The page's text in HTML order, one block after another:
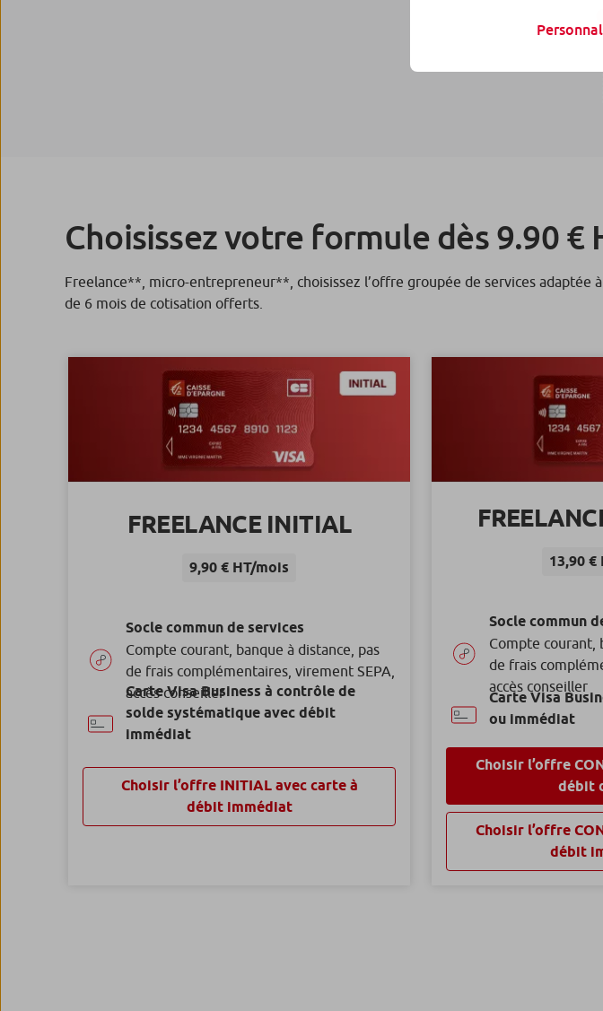
Choisissez votre formule dès 9.90 €
Freelance**, micro-entrepreneur**, choisissez l’offre groupée de services
de 6 mois de cotisation offerts.
FREELANCE INITIAL
9,90 € HT/mois
Socle commun de services
Compte courant, banque à distance, pas
de frais complémentaires, virement SEPA,
accès conseiller
Carte Visa Business à contrôle de
solde systématique avec débit
immédiat
Choisir l’offre INITIAL avec carte à
débit immédiat
13,90 €
Socle commun
Compte courant,
de frais
accès conseiller
Carte Visa
ou immédiat
Choisir l’offre
débit
Choisir l’offre
débit